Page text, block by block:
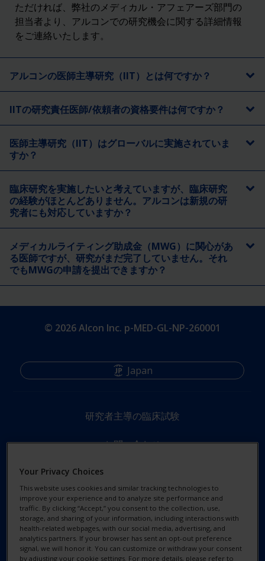
ただければ、弊社のメディカル・アフェアーズ部門の
担当者より、アルコンでの研究機会に関する詳細情報
をご連絡いたします。
アルコンの医師主導研究（IIT）とは何ですか？
IITの研究責任医師/依頼者の資格要件は何ですか？
医師主導研究（IIT）はグローバルに実施されていま
すか？
臨床研究を実施したいと考えていますが、臨床研究
の経験がほとんどありません。アルコンは新規の研
究者にも対応していますか？
メディカルライティング助成金（MWG）に関心があ
る医師ですが、研究がまだ完了していません。それ
でもMWGの申請を提出できますか？
© 2026 Alcon Inc. p-MED-GL-NP-260001
研究者主導の臨床試験
お問い合わせ
Japan
Footer
legal
プライバシーポリシー
利用規約
Your Privacy Choices
This website uses cookies and similar tracking technologies to
improve your experience and to analyze site performance and
traffic. By clicking “Accept,” you consent to the collection, use,
storage, and sharing of your information, including interactions with
health-related webpages, with our social media, advertising, and
analytics partners. If your browser has sent an opt-out preference
signal, we will honor it. You can customize or withdraw your consent
by adjusting your cookie settings. For more details, please refer to